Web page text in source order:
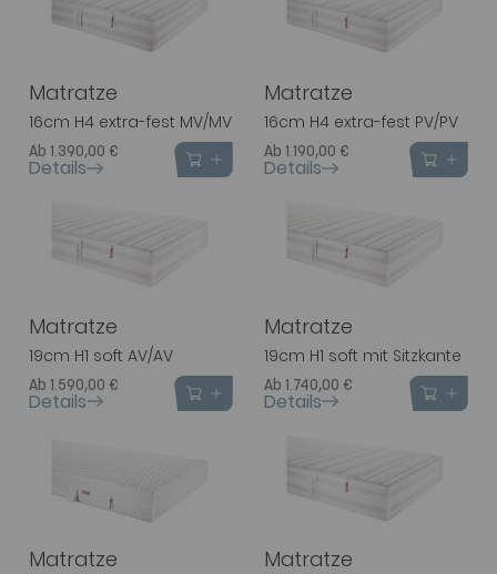
Matratze
16cm H4 extra-fest MV/MV
Ab 1.390,00 €
Details
Matratze
16cm H4 extra-fest PV/PV
Ab 1.190,00 €
Details
Matratze
19cm H1 soft AV/AV
Ab 1.590,00 €
Details
Matratze
19cm H1 soft mit Sitzkante
Ab 1.740,00 €
Details
Matratze Matratze